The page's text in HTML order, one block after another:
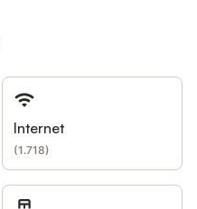
Internet
(1.718)